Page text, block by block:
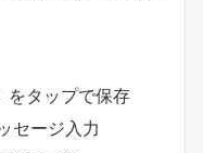
をタップで保存
セージ入力